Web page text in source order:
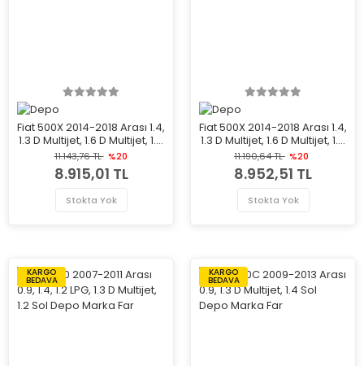
Fiat 500X 2014-2018 Arası 1.4,
1.3 D Multijet, 1.6 D Multijet, 1.4
4x4, 1.6, 1.4 LPG, 2.0 D Multijet
4x4 Sol Depo Marka Far
11.143,76 TL %20
8.915,01 TL
Stokta Yok
Fiat 500X 2014-2018 Arası 1.4,
1.3 D Multijet, 1.6 D Multijet, 1.4
4x4, 1.6, 1.4 LPG, 2.0 D Multijet
4x4 Sağ Depo Marka Far
11.190,64 TL %20
8.952,51 TL
Stokta Yok
KARGO
BEDAVA
KARGO
BEDAVA